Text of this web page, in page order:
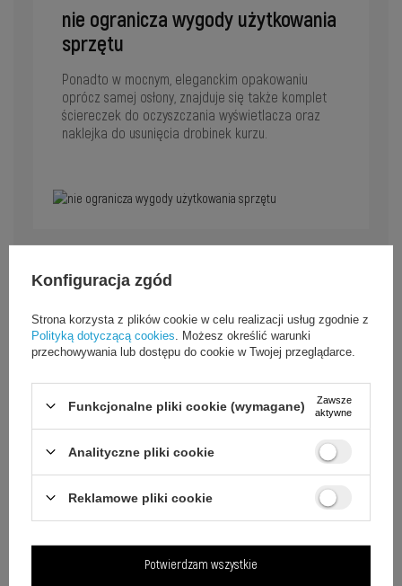
nie ogranicza wygody użytkowania
sprzętu
Ponadto w mocnym, eleganckim opakowaniu
oprócz samej osłony, znajduje się także komplet
ściereczek do oczyszczania wyświetlacza oraz
naklejka do usunięcia drobinek kurzu.
Zastosowania Nano Flexi
Folia chroni ekran Samsung Galaxy S22+ w każdej sytuacji,
niezależnie od stylu życia użytkownika.
Codzienne użytkowanie
odbiciami palców podczas pracy i rozrywki.
Aktywny tryb życia
Wytrzymała folia chroni telefon przed upadkami i
Konfiguracja zgód
Strona korzysta z plików cookie w celu realizacji usług zgodnie z
Polityką dotyczącą cookies . Możesz określić warunki
przechowywania lub dostępu do cookie w Twojej przeglądarce.
Funkcjonalne pliki cookie (wymagane)
Zawsze
aktywne
Analityczne pliki cookie
Reklamowe pliki cookie
Potwierdzam wszystkie